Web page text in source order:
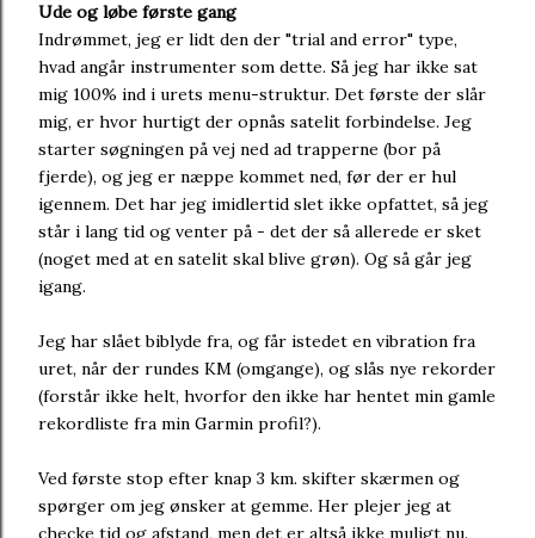
Ude og løbe første gang
Indrømmet, jeg er lidt den der "trial and error" type,
hvad angår instrumenter som dette. Så jeg har ikke sat
mig 100% ind i urets menu-struktur. Det første der slår
mig, er hvor hurtigt der opnås satelit forbindelse. Jeg
starter søgningen på vej ned ad trapperne (bor på
fjerde), og jeg er næppe kommet ned, før der er hul
igennem. Det har jeg imidlertid slet ikke opfattet, så jeg
står i lang tid og venter på - det der så allerede er sket
(noget med at en satelit skal blive grøn). Og så går jeg
igang.
Jeg har slået biblyde fra, og får istedet en vibration fra
uret, når der rundes KM (omgange), og slås nye rekorder
(forstår ikke helt, hvorfor den ikke har hentet min gamle
rekordliste fra min Garmin profil?).
Ved første stop efter knap 3 km. skifter skærmen og
spørger om jeg ønsker at gemme. Her plejer jeg at
checke tid og afstand, men det er altså ikke muligt nu.